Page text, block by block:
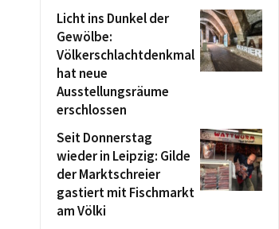
Licht ins Dunkel der
Gewölbe:
Völkerschlachtdenkmal
hat neue
Ausstellungsräume
erschlossen
Seit Donnerstag
wieder in Leipzig: Gilde
der Marktschreier
gastiert mit Fischmarkt
am Völki